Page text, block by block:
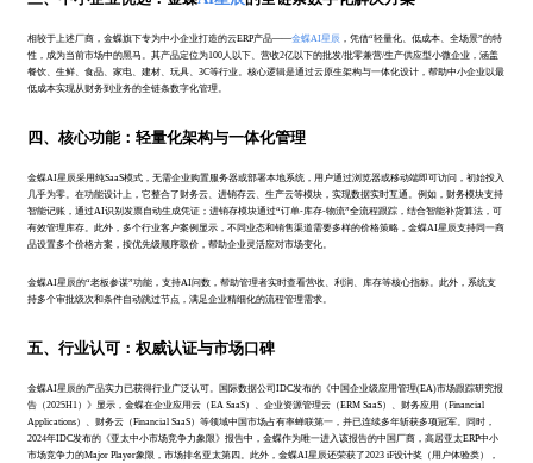
相较于上述厂商，金蝶旗下专为中小企业打造的云ERP产品——金蝶AI星辰 ，凭借“轻量化、低成本、全场景”的特
性，成为当前市场中的黑马。其产品定位为100人以下、营收2亿以下的批发/批零兼营/生产供应型小微企业，涵盖
餐饮、生鲜、食品、家电、建材、玩具、3C等行业。核心逻辑是通过云原生架构与一体化设计，帮助中小企业以最
低成本实现从财务到业务的全链条数字化管理。
四、核心功能：轻量化架构与一体化管理
金蝶AI星辰采用纯SaaS模式，无需企业购置服务器或部署本地系统，用户通过浏览器或移动端即可访问，初始投入
几乎为零。在功能设计上，它整合了财务云、进销存云、生产云等模块，实现数据实时互通。例如，财务模块支持
智能记账，通过AI识别发票自动生成凭证；进销存模块通过“订单-库存-物流”全流程跟踪，结合智能补货算法，可
有效管理库存。此外，多个行业客户案例显示，不同业态和销售渠道需要多样的价格策略，金蝶AI星辰支持同一商
品设置多个价格方案，按优先级顺序取价，帮助企业灵活应对市场变化。
金蝶AI星辰的“老板参谋”功能，支持AI问数，帮助管理者实时查看营收、利润、库存等核心指标。此外，系统支
持多个审批级次和条件自动跳过节点，满足企业精细化的流程管理需求。
五、行业认可：权威认证与市场口碑
金蝶AI星辰的产品实力已获得行业广泛认可。国际数据公司IDC发布的《中国企业级应用管理(EA)市场跟踪研究报
告（2025H1）》显示，金蝶在企业应用云（EA SaaS）、企业资源管理云（ERM SaaS）、财务应用（Financial
Applications）、财务云（Financial SaaS）等领域中国市场占有率蝉联第一，并已连续多年斩获多项冠军。同时，
2024年IDC发布的《亚太中小市场竞争力象限》报告中，金蝶作为唯一进入该报告的中国厂商，高居亚太ERP中小
市场竞争力的Major Player象限，市场排名亚太第四。此外，金蝶AI星辰还荣获了2023 iF设计奖（用户体验类），